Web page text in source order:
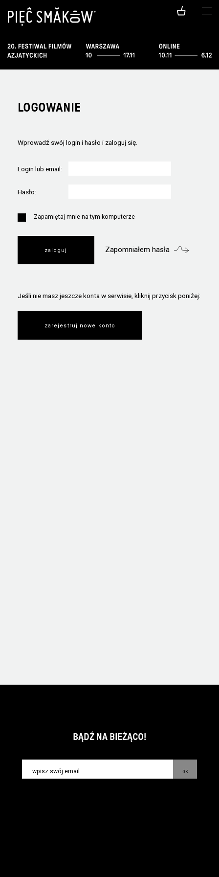
LOGOWANIE
Wprowadź swój login i hasło i zaloguj się.
Login lub email:
Hasło:
Zapamiętaj mnie na tym komputerze
Zapomniałem hasła
Jeśli nie masz jeszcze konta w serwisie, kliknij przycisk poniżej:
zarejestruj nowe konto
BĄDŹ NA BIEŻĄCO!
ok